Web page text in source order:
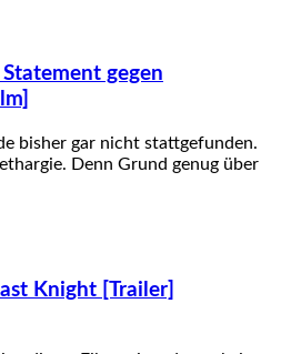
gegen
bisher gar nicht stattgefunden.
Denn Grund genug über
Knight [Trailer]